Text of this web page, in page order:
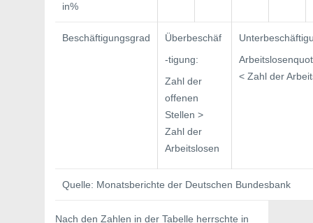
in%
Beschäftigungsgrad
Überbeschäf
-tigung:
Zahl der
offenen
Stellen >
Zahl der
Arbeits­losen
< Zahl der
Quelle: Monatsberichte der Deutschen Bundesbank
Nach den Zahlen in der Tabelle herrschte in